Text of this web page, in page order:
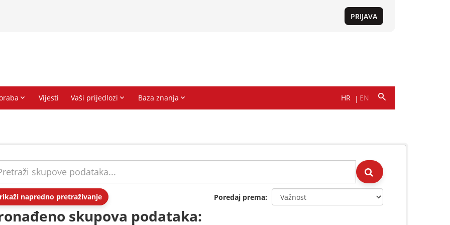
napredno pretraživanje Poredaj prema
skupova podataka: